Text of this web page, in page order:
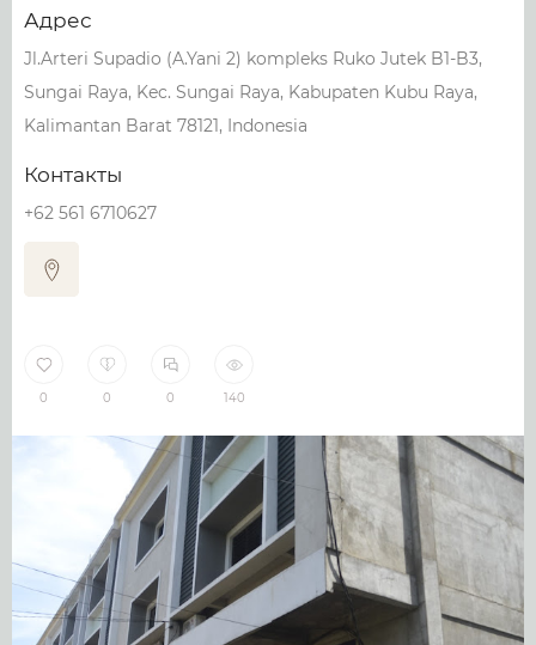
Адрес
Jl.Arteri Supadio (A.Yani 2) kompleks Ruko Jutek B1-B3,
Sungai Raya, Kec. Sungai Raya, Kabupaten Kubu Raya,
Kalimantan Barat 78121, Indonesia
Контакты
+62 561 6710627
0 0 0 140